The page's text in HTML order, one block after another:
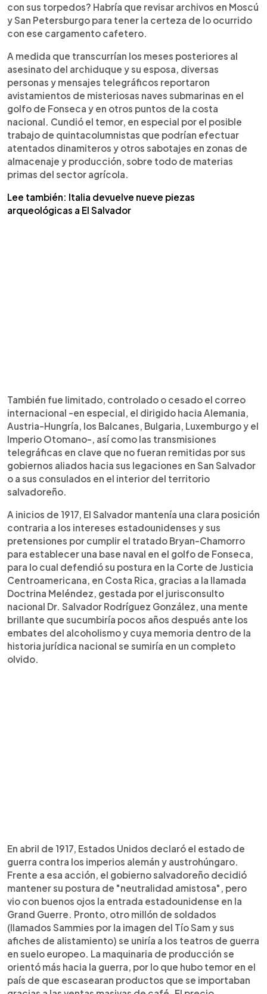
con sus torpedos? Habría que revisar archivos en Moscú
y San Petersburgo para tener la certeza de lo ocurrido
con ese cargamento cafetero.
A medida que transcurrían los meses posteriores al
asesinato del archiduque y su esposa, diversas
personas y mensajes telegráficos reportaron
avistamientos de misteriosas naves submarinas en el
golfo de Fonseca y en otros puntos de la costa
nacional. Cundió el temor, en especial por el posible
trabajo de quintacolumnistas que podrían efectuar
atentados dinamiteros y otros sabotajes en zonas de
almacenaje y producción, sobre todo de materias
primas del sector agrícola.
Lee también: Italia devuelve nueve piezas
arqueológicas a El Salvador
También fue limitado, controlado o cesado el correo
internacional -en especial, el dirigido hacia Alemania,
Austria-Hungría, los Balcanes, Bulgaria, Luxemburgo y el
Imperio Otomano-, así como las transmisiones
telegráficas en clave que no fueran remitidas por sus
gobiernos aliados hacia sus legaciones en San Salvador
o a sus consulados en el interior del territorio
salvadoreño.
A inicios de 1917, El Salvador mantenía una clara posición
contraria a los intereses estadounidenses y sus
pretensiones por cumplir el tratado Bryan-Chamorro
para establecer una base naval en el golfo de Fonseca,
para lo cual defendió su postura en la Corte de Justicia
Centroamericana, en Costa Rica, gracias a la llamada
Doctrina Meléndez, gestada por el jurisconsulto
nacional Dr. Salvador Rodríguez González, una mente
brillante que sucumbiría pocos años después ante los
embates del alcoholismo y cuya memoria dentro de la
historia jurídica nacional se sumiría en un completo
olvido.
En abril de 1917, Estados Unidos declaró el estado de
guerra contra los imperios alemán y austrohúngaro.
Frente a esa acción, el gobierno salvadoreño decidió
mantener su postura de "neutralidad amistosa", pero
vio con buenos ojos la entrada estadounidense en la
Grand Guerre. Pronto, otro millón de soldados
(llamados Sammies por la imagen del Tío Sam y sus
afiches de alistamiento) se uniría a los teatros de guerra
en suelo europeo. La maquinaria de producción se
orientó más hacia la guerra, por lo que hubo temor en el
país de que escasearan productos que se importaban